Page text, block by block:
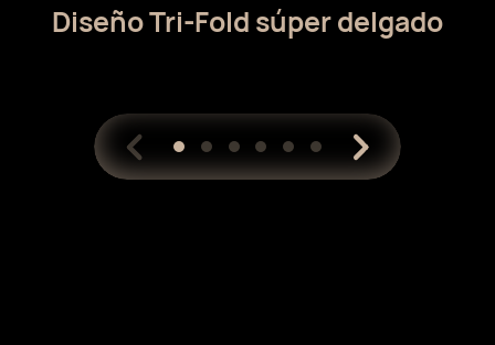
Diseño Tri-Fold súper delgado